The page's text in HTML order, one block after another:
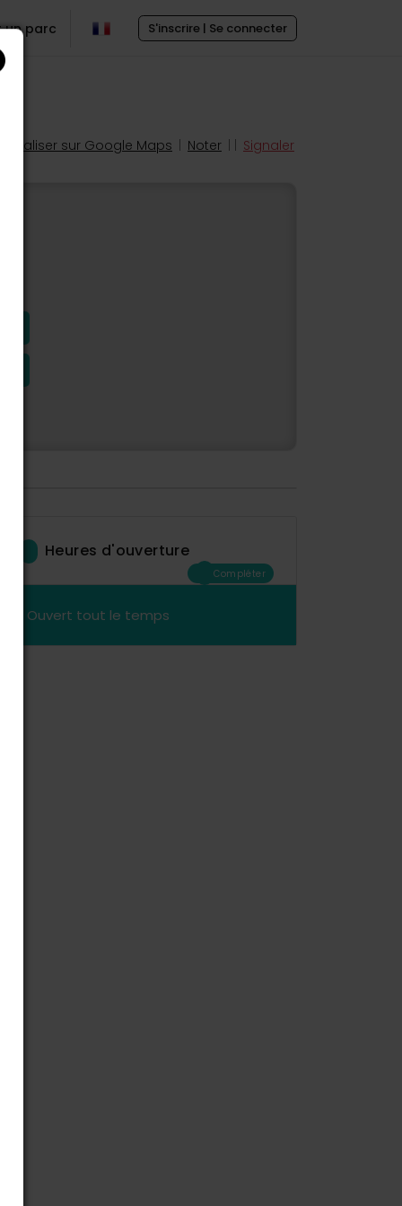
S'inscrire | Se connecter
un parc
Localiser sur Google Maps Noter Signaler
Heures d'ouverture
Compléter
Ouvert tout le temps